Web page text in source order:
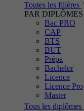
Toutes les filières
PAR DIPLÔMES
Bac PRO
CAP
BTS
BUT
Prépa
Bachelor
Licence
Licence Pro
Master
Tous les diplômes